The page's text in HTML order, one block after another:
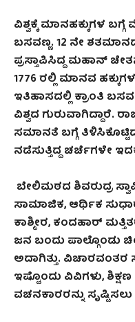
ವಿಶ್ವಕ್ಕೆ ಮಾನಹಕ್ಕುಗಳ
ಬಸವಣ್ಣ.12 ನೇ
ಪ್ರಸ್ತಾಪಿಸಿದ್ದ ಮಹಾನ್
1776ರಲ್ಲಿ ಮಾನವ
ಇತಿಹಾಸದಲ್ಲಿ ಕ್ರಾಂತಿ
ವಿಶ್ವದ ಗುರುವಾಗಿದ್ದಾರೆ.
ಸಮಾನತೆ ಬಗ್ಗೆ
ನಡೆಸುತ್ತಿದ್ದ ಚರ್ಚೆಗಳೇ
ಬೇಲಿಮಠದ ಶಿವರುದ್ರ
ಸಾಮಾಜಿಕ,ಆರ್ಥಿಕ
ಕಾಶ್ಮೀರ,ಕಂದಹಾರ್
ಜನ ಬಂದು ಪಾಲ್ಗೊಂಡು
ಅದಾಗಿತ್ತು. ವಿಚಾರವಂತರ
ಇಷ್ಟೊಂದು ವಿವಿಗಳು,
ವಚನಕಾರರನ್ನು